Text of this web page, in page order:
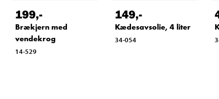
199,-
Brækjern med
vendekrog
14-529
149,-
Kædesavsolie, 4 liter
34-054